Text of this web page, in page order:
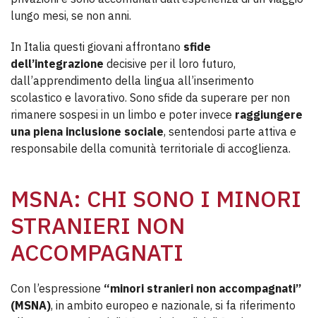
lungo mesi, se non anni.
In Italia questi giovani affrontano sfide
dell’integrazione decisive per il loro futuro,
dall’apprendimento della lingua all’inserimento
scolastico e lavorativo. Sono sfide da superare per non
rimanere sospesi in un limbo e poter invece raggiungere
una piena inclusione sociale, sentendosi parte attiva e
responsabile della comunità territoriale di accoglienza.
MSNA: CHI SONO I MINORI
STRANIERI NON
ACCOMPAGNATI
Con l’espressione “minori stranieri non accompagnati”
(MSNA), in ambito europeo e nazionale, si fa riferimento